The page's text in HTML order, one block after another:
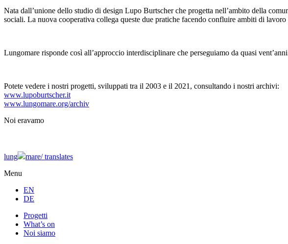
Nata dall’unione dello studio di design Lupo Burtscher che progetta nell’ambito della
sociali. La nuova cooperativa collega queste due pratiche facendo confluire ambiti di lavoro
Lungomare risponde così all’approccio interdisciplinare che perseguiamo da quasi
Potete vedere i nostri progetti, sviluppati tra il 2003 e il 2021, consultando i nostri archivi:
www.lupoburtscher.it
www.lungomare.org/archiv
Noi eravamo
lung mare/translates
Menu
EN
DE
Progetti
What’s on
Noi siamo